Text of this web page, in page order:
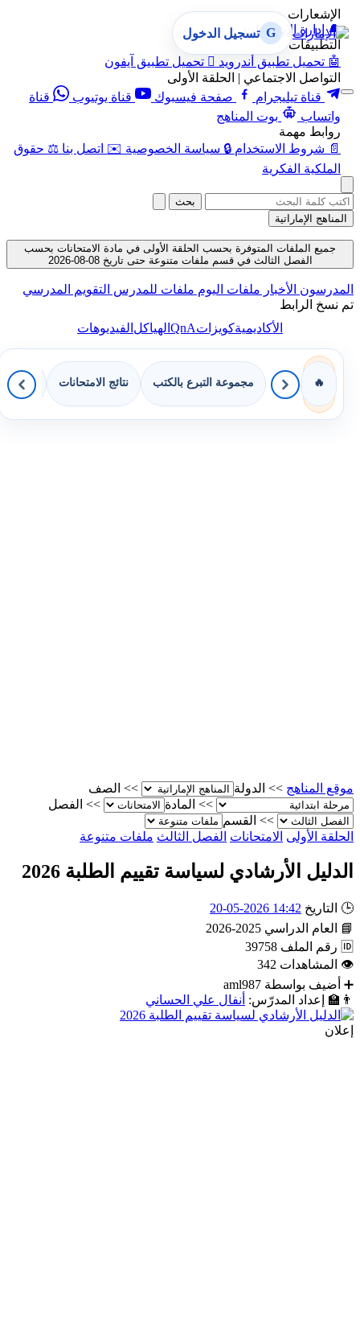
الإشعارات
🔔 إدارة الإشعارات
التطبيقات
🤖 تحميل تطبيق أندرويد  تحميل تطبيق آيفون
التواصل الاجتماعي | الحلقة الأولى
قناة تيليجرام
صفحة فيسبوك قناة يوتيوب
قناة
واتساب
بوت المناهج
روابط مهمة
📄 شروط الاستخدام 🔒 سياسة الخصوصية ✉️ اتصل بنا ⚖️ حقوق
الملكية الفكرية
G تسجيل الدخول
بحث
المناهج الإماراتية
جميع الملفات المتوفرة بحسب الحلقة الأولى في مادة الامتحانات بحسب
الفصل الثالث في قسم ملفات متنوعة حتى تاريخ 08-08-2026
المدرسون الأخبار ملفات اليوم ملفات للمدرس التقويم المدرسي
تم نسخ الرابط
الأكاديميةكويزاتQnAالهياكلالفيديوهات
🔥 مجموعة التبرع بالكتب نتائج الامتحانات
موقع المناهج >> الدولة >>
الصف
>>
المادة >>
الفصل
>>
القسم
الحلقة الأولى
الامتحانات الفصل الثالث ملفات متنوعة
الدليل الأرشادي لسياسة تقييم الطلبة 2026
🕒 التاريخ 14:42 2026-05-20
📘
العام الدراسي 2025-2026
🆔 رقم الملف 39758
👁
المشاهدات 342
➕
أضيف بواسطة aml987
👨‍🏫
إعداد المدرّس: أنفال علي الحساني
إعلان